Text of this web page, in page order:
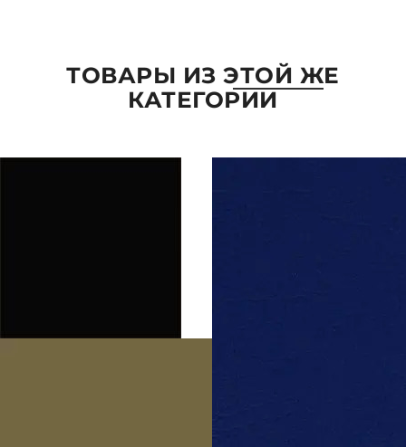
ТОВАРЫ ИЗ ЭТОЙ ЖЕ
КАТЕГОРИИ